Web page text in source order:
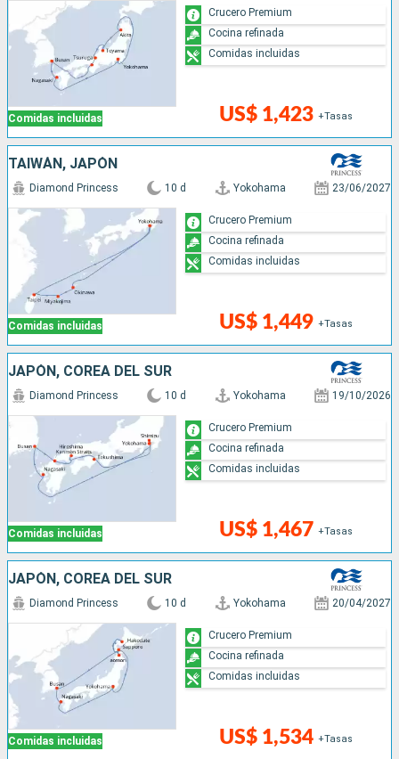
Comidas incluidas US$ 1,423 +Tasas
Crucero Premium
Cocina refinada
Comidas incluidas
TAIWÁN, JAPÓN
Comidas incluidas
Diamond Princess 10 d Yokohama 23/06/2027
US$ 1,449 +Tasas
Crucero Premium
Cocina refinada
Comidas incluidas
JAPÓN, COREA DEL SUR
Comidas incluidas
Diamond Princess 10 d Yokohama 19/10/2026
US$ 1,467 +Tasas
Crucero Premium
Cocina refinada
Comidas incluidas
JAPÓN, COREA DEL SUR
Comidas incluidas
Diamond Princess 10 d Yokohama 20/04/2027
US$ 1,534 +Tasas
Crucero Premium
Cocina refinada
Comidas incluidas